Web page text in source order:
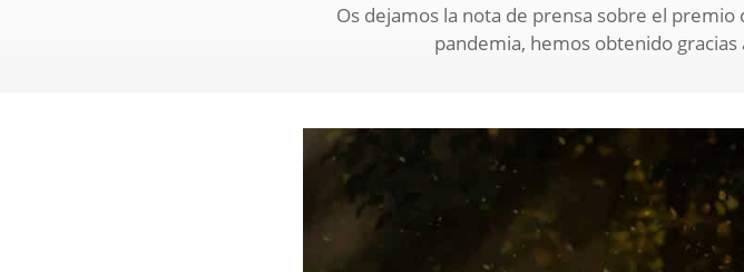
Os dejamos la nota de prensa sobre el
pandemia, hemos obtenido